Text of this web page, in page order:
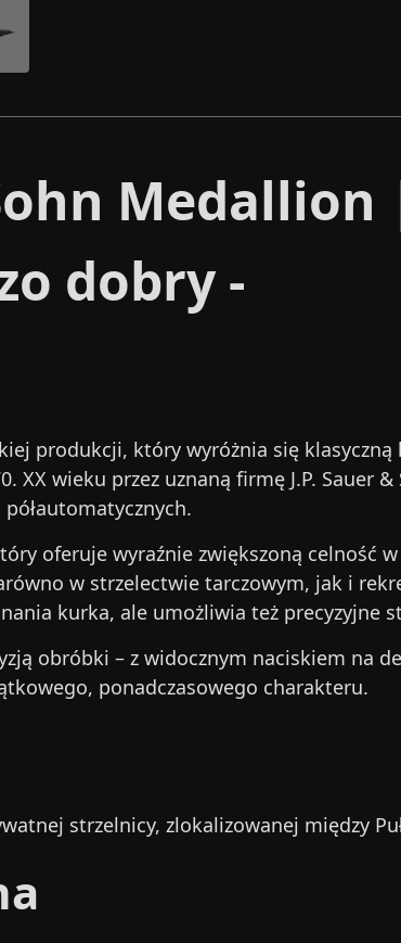
dobry -
produkcji, który wyróżnia się
wieku przez uznaną firmę J.P. Sauer
oferuje wyraźnie zwiększoną celność
w strzelectwie tarczowym, jak i
kurka, ale umożliwia też precyzyjne
obróbki – z widocznym naciskiem na
ponadczasowego charakteru.
strzelnicy, zlokalizowanej między